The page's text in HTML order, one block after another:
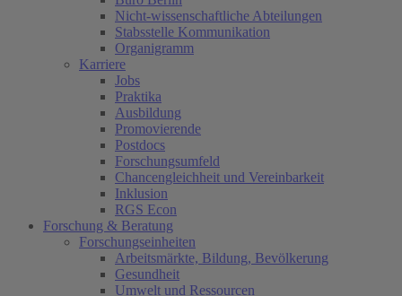
Nicht-wissenschaftliche Abteilungen
Stabsstelle Kommunikation
Organigramm
Karriere
Jobs
Praktika
Ausbildung
Promovierende
Postdocs
Forschungsumfeld
Chancengleichheit und Vereinbarkeit
Inklusion
RGS Econ
Forschung & Beratung
Forschungseinheiten
Arbeitsmärkte, Bildung, Bevölkerung
Gesundheit
Umwelt und Ressourcen